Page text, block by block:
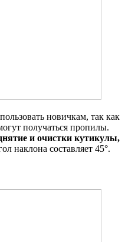
новичкам, так как
получаться пропилы.
и очистки кутикулы,
наклона составляет 45°.